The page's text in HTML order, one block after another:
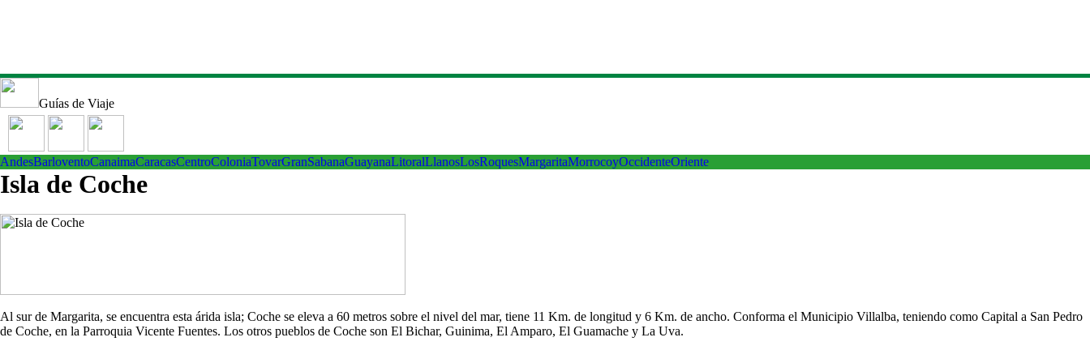
Guías de Viaje
AndesBarloventoCanaimaCaracasCentroColoniaTovarGranSabanaGuayanaLitoralLlanosLosRoquesMargaritaMorrocoyOccidenteOriente
Isla de Coche
Al sur de Margarita, se encuentra esta árida isla; Coche se eleva a 60 metros sobre el nivel del mar, tiene 11 Km. de longitud y 6 Km. de ancho. Conforma el Municipio Villalba, teniendo como Capital a San Pedro
de Coche, en la Parroquia Vicente Fuentes. Los otros pueblos de Coche son El Bichar, Guinima, El Amparo, El Guamache y La Uva.